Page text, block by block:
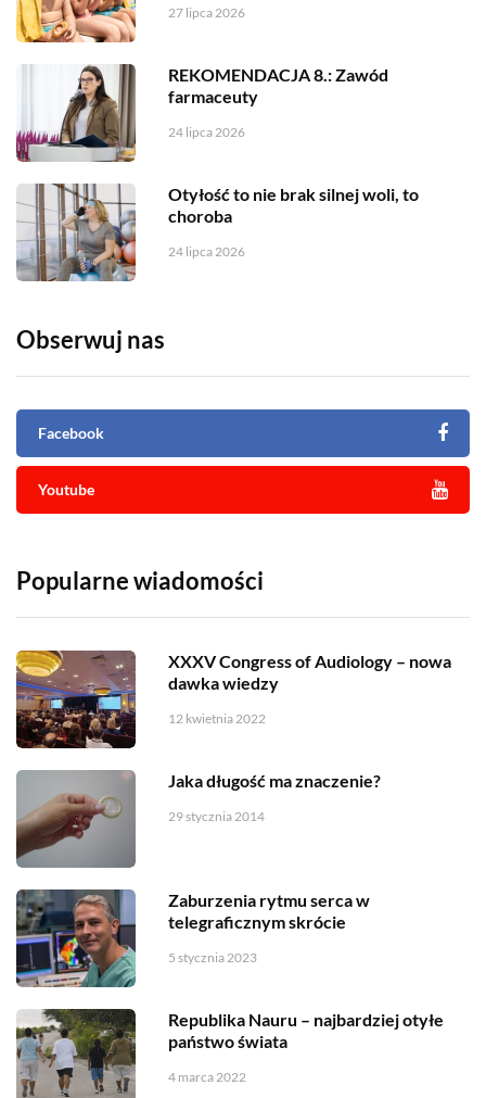
27 lipca 2026
REKOMENDACJA 8.: Zawód
farmaceuty
24 lipca 2026
Otyłość to nie brak silnej woli, to
choroba
24 lipca 2026
Obserwuj nas
Facebook
Youtube
Popularne wiadomości
XXXV Congress of Audiology – nowa
dawka wiedzy
12 kwietnia 2022
Jaka długość ma znaczenie?
29 stycznia 2014
Zaburzenia rytmu serca w
telegraficznym skrócie
5 stycznia 2023
Republika Nauru – najbardziej otyłe
państwo świata
4 marca 2022